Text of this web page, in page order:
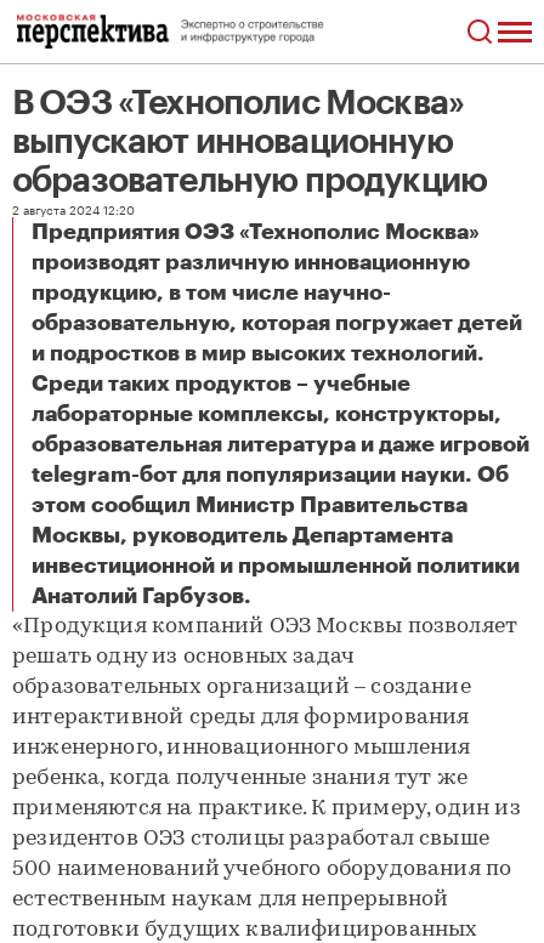
В ОЭЗ «Технополис Москва»
выпускают инновационную
образовательную продукцию
2 августа 2024 12:20
Предприятия ОЭЗ «Технополис Москва»
производят различную инновационную
продукцию, в том числе научно-
образовательную, которая погружает детей
и подростков в мир высоких технологий.
Среди таких продуктов – учебные
лабораторные комплексы, конструкторы,
образовательная литература и даже игровой
telegram-бот для популяризации науки. Об
этом сообщил Министр Правительства
Москвы, руководитель Департамента
инвестиционной и промышленной политики
Анатолий Гарбузов.
«Продукция компаний ОЭЗ Москвы позволяет
решать одну из основных задач
образовательных организаций – создание
интерактивной среды для формирования
инженерного, инновационного мышления
ребенка, когда полученные знания тут же
применяются на практике. К примеру, один из
резидентов ОЭЗ столицы разработал свыше
500 наименований учебного оборудования по
естественным наукам для непрерывной
подготовки будущих квалифицированных